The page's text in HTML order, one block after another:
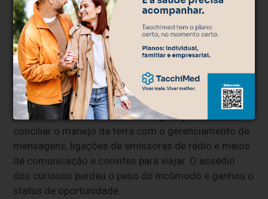
Priscila, o marido e os funcionários testemunham
juntos o momento em que a fonte de luz desaparece
no ar.
Um Novo Propósito na Linha
Tomasi
Criada de forma humilde pelos avós e acostumada à
pacata vida da lavoura, Priscila agora precisa
conciliar o manejo da terra com o gerenciamento de
mensagens, ligações de emissoras de rádio e meios
de comunicação e convites para viajar. O assédio
dos curiosos perdeu o peso do incômodo e ganhou o
status de oportunidade.